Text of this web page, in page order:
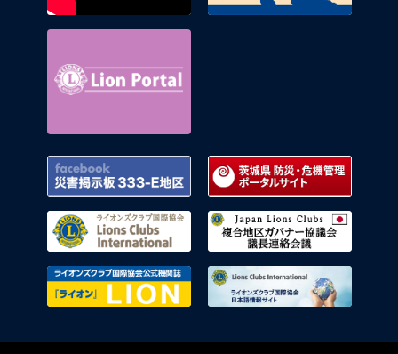
Facebook 災害掲示板 333-E地区
ライオンズクラブ国際協会
ライオンズクラブ国際協会公式機関